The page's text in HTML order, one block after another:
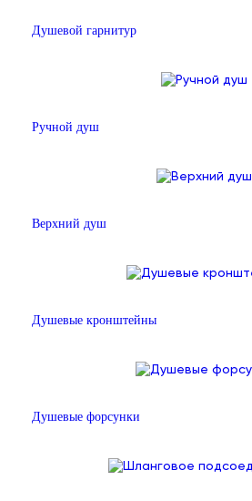
Душевой гарнитур
Ручной душ
Верхний душ
Душевые кронштейны
Душевые форсунки